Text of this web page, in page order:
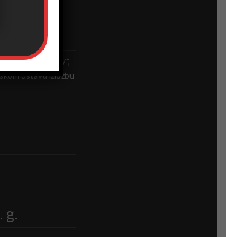
USTAV",
ustavu izložbu
g.